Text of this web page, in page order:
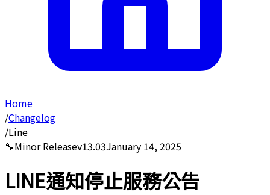
Home
/Changelog
/Line
🔧Minor Releasev13.03January 14, 2025
LINE通知停止服務公告